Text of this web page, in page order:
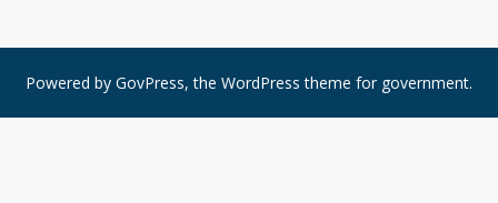
Powered by GovPress, the WordPress theme for government.